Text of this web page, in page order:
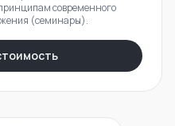
современного
(семинары).